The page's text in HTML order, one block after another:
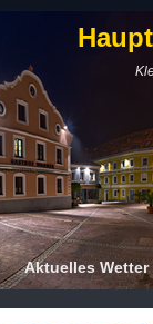
Aktuelles Wetter